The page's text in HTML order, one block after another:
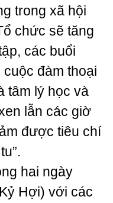
trong xã hội
chức sẽ tăng
các buổi
đàm thoại
tâm lý học và
lẫn các giờ
được tiêu chí
hai ngày
Hợi) với các